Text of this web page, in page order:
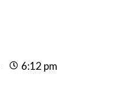
6:12 pm